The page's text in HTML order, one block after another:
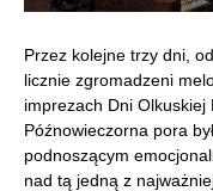
Przez kolejne trzy dni,
licznie zgromadzeni
imprezach Dni Olkuskiej
Późnowieczorna pora
podnoszącym
nad tą jedną z